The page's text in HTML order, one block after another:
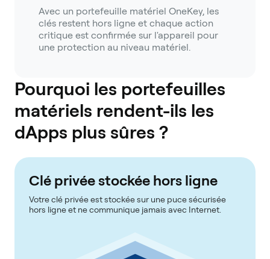
Avec un portefeuille matériel OneKey, les
clés restent hors ligne et chaque action
critique est confirmée sur l'appareil pour
une protection au niveau matériel.
Pourquoi les portefeuilles
matériels rendent-ils les
dApps plus sûres ?
Clé privée stockée hors ligne
Votre clé privée est stockée sur une puce sécurisée
hors ligne et ne communique jamais avec Internet.